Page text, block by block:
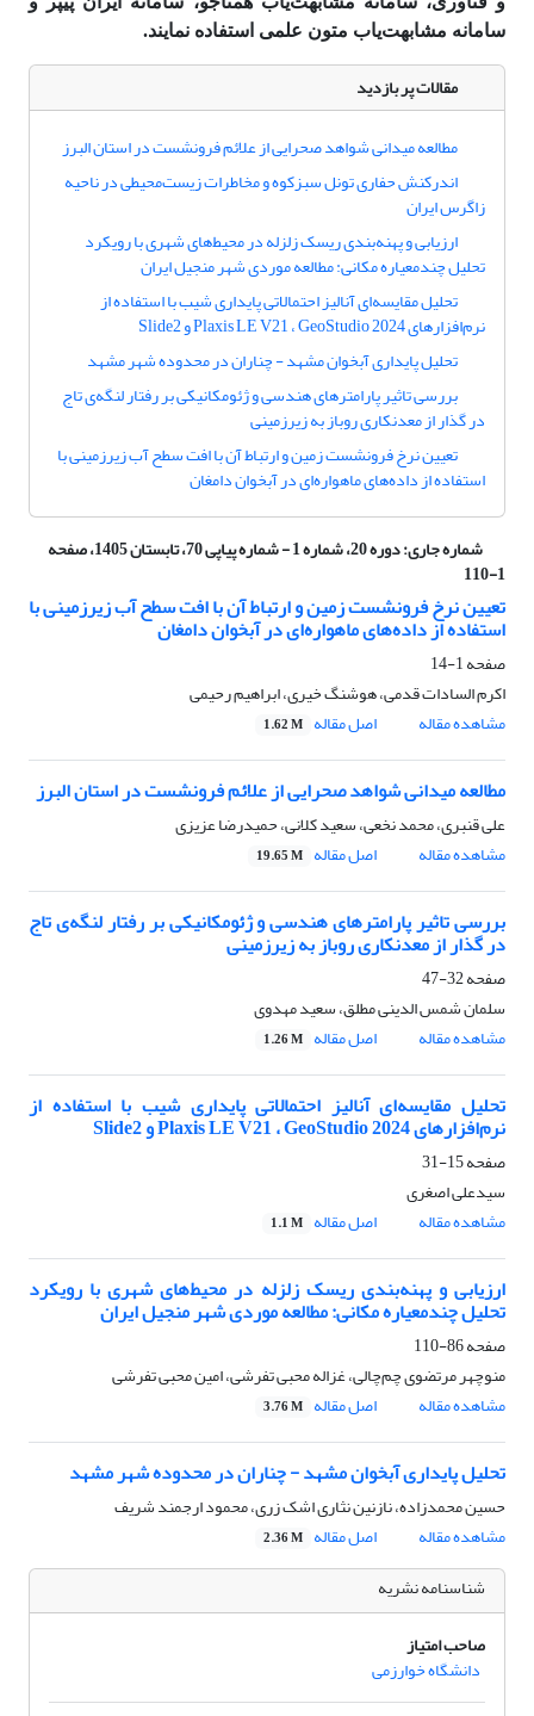
سامانه مشابهت‌یاب متون علمی استفاده نمایند.
مقالات پر بازدید
مطالعه میدانی شواهد صحرایی از علائم فرونشست در استان البرز
اندرکنش حفاری تونل سبزکوه و مخاطرات زیست‌محیطی در ناحیه
زاگرس ایران
ارزیابی و پهنه‌بندی ریسک زلزله در محیط‌های شهری با رویکرد
تحلیل چندمعیاره مکانی: مطالعه موردی شهر منجیل ایران
تحلیل مقایسه‌ای آنالیز احتمالاتی پایداری شیب با استفاده از
نرم‌افزارهای Plaxis LE V21 ، GeoStudio 2024 و Slide2
تحلیل پایداری آبخوان مشهد - چناران در محدوده شهر مشهد
بررسی تاثیر پارامترهای هندسی و ژئومکانیکی بر رفتار لنگه‌ی تاج
در گذار از معدنکاری روباز به زیرزمینی
تعیین نرخ فرونشست زمین و ارتباط آن با افت سطح آب زیرزمینی با
استفاده از داده‌های ماهواره‌ای در آبخوان دامغان
شماره جاری: دوره 20، شماره 1 - شماره پیاپی 70، تابستان 1405، صفحه
1-110
تعیین نرخ فرونشست زمین و ارتباط آن با افت سطح آب زیرزمینی با
استفاده از داده‌های ماهواره‌ای در آبخوان دامغان
صفحه1-14
اکرم السادات قدمی، هوشنگ خیری، ابراهیم رحیمی
مشاهده مقاله
اصل مقاله 1.62 M
مطالعه میدانی شواهد صحرایی از علائم فرونشست در استان البرز
علی قنبری، محمد نخعی، سعید کلانی، حمیدرضا عزیزی
مشاهده مقاله
اصل مقاله 19.65 M
بررسی تاثیر پارامترهای هندسی و ژئومکانیکی بر رفتار لنگه‌ی تاج
در گذار از معدنکاری روباز به زیرزمینی
صفحه32-47
سلمان شمس الدینی مطلق، سعید مهدوی
مشاهده مقاله
اصل مقاله 1.26 M
تحلیل مقایسه‌ای آنالیز احتمالاتی پایداری شیب با استفاده از
نرم‌افزارهای Plaxis LE V21 ، GeoStudio 2024 و Slide2
صفحه15-31
سیدعلی اصغری
مشاهده مقاله
اصل مقاله 1.1 M
ارزیابی و پهنه‌بندی ریسک زلزله در محیط‌های شهری با رویکرد
تحلیل چندمعیاره مکانی: مطالعه موردی شهر منجیل ایران
صفحه86-110
منوچهر مرتضوی چم‌چالی، غزاله محبی تفرشی، امین محبی تفرشی
مشاهده مقاله
اصل مقاله 3.76 M
تحلیل پایداری آبخوان مشهد - چناران در محدوده شهر مشهد
حسین محمدزاده، نازنین نثاری اشک زری، محمود ارجمند شریف
مشاهده مقاله
اصل مقاله 2.36 M
شناسنامه نشریه
صاحب امتیاز
دانشگاه خوارزمی